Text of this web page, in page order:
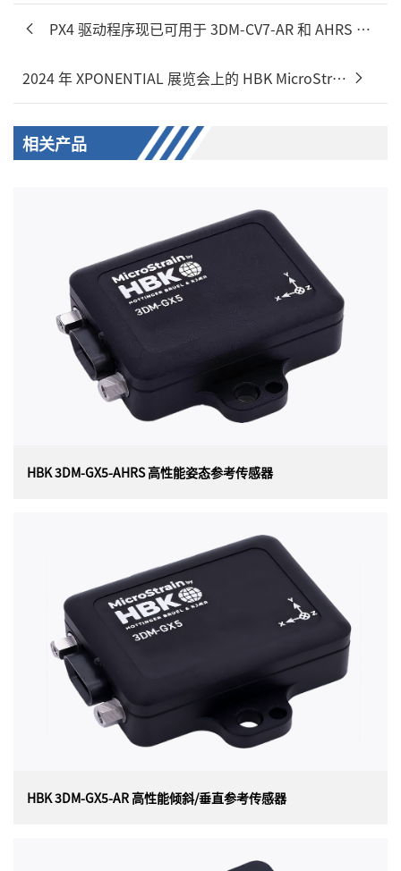
PX4 驱动程序现已可用于 3DM-CV7-AR 和 AHRS 惯性传感...
2024 年 XPONENTIAL 展览会上的 HBK MicroStrain
相关产品
HBK 3DM-GX5-AHRS 高性能姿态参考传感器
HBK 3DM-GX5-AHRS 高性能姿态参考传感器
美国HBK（原Lord）MicroStrain 3DM-GX5-AHRS (3DM-
GX5-25) 高性能姿态参考传感器，是目前最小、最轻的精
密工业 AHRS。3DM-GX5-AHRS具有完全校准和温度补偿
的三轴加速度计、陀螺仪和磁力计，可在所有动态条件下
实现测量质量的最佳组合。双板载处理器运行独特的自适
应扩展卡尔曼滤波器 (EKF)，可实现出色的动态姿态估
计，使其成为各种应用的理想选择，包括平台稳定性、机
器人技术以及车辆健康状况和使用情况监控。
HBK 3DM-GX5-AR 高性能倾斜/垂直参考传感器
HBK 3DM-GX5-AR 高性能倾斜/垂直参考传感器